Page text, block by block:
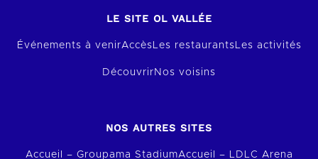
LE SITE OL VALLÉE
Événements à venirAccèsLes restaurantsLes activités
Découvrir Nos voisins
NOS AUTRES SITES
Accueil – Groupama StadiumAccueil – LDLC Arena